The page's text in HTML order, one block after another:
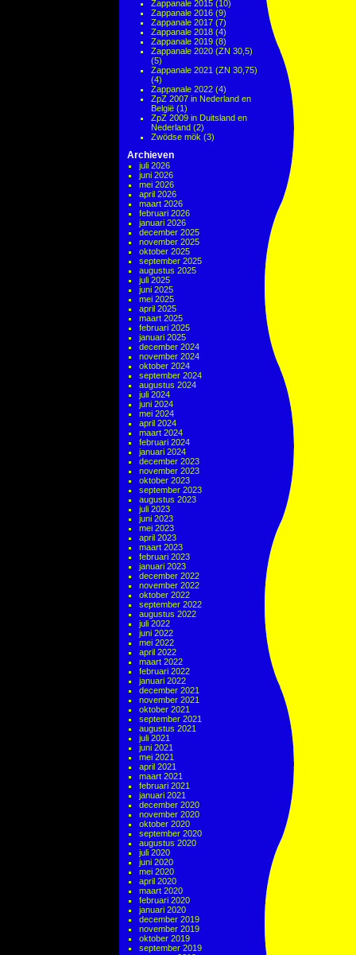
Zappanale 2015 (10)
Zappanale 2016 (9)
Zappanale 2017 (7)
Zappanale 2018 (4)
Zappanale 2019 (8)
Zappanale 2020 (ZN 30,5)
(5)
Zappanale 2021 (ZN 30,75)
(4)
Zappanale 2022 (4)
ZpZ 2007 in Nederland en
België (1)
ZpZ 2009 in Duitsland en
Nederland (2)
Zwödse mök (3)
Archieven
juli 2026
juni 2026
mei 2026
april 2026
maart 2026
februari 2026
januari 2026
december 2025
november 2025
oktober 2025
september 2025
augustus 2025
juli 2025
juni 2025
mei 2025
april 2025
maart 2025
februari 2025
januari 2025
december 2024
november 2024
oktober 2024
september 2024
augustus 2024
juli 2024
juni 2024
mei 2024
april 2024
maart 2024
februari 2024
januari 2024
december 2023
november 2023
oktober 2023
september 2023
augustus 2023
juli 2023
juni 2023
mei 2023
april 2023
maart 2023
februari 2023
januari 2023
december 2022
november 2022
oktober 2022
september 2022
augustus 2022
juli 2022
juni 2022
mei 2022
april 2022
maart 2022
februari 2022
januari 2022
december 2021
november 2021
oktober 2021
september 2021
augustus 2021
juli 2021
juni 2021
mei 2021
april 2021
maart 2021
februari 2021
januari 2021
december 2020
november 2020
oktober 2020
september 2020
augustus 2020
juli 2020
juni 2020
mei 2020
april 2020
maart 2020
februari 2020
januari 2020
december 2019
november 2019
oktober 2019
september 2019